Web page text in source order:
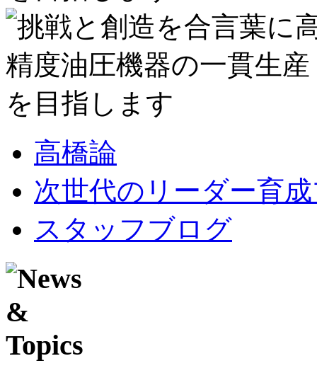
高橋論
次世代のリーダー育
スタッフブログ